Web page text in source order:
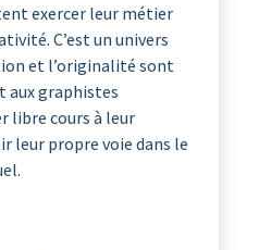
exercer leur métier
C’est un univers
et l’originalité sont
aux graphistes
libre cours à leur
leur propre voie dans le